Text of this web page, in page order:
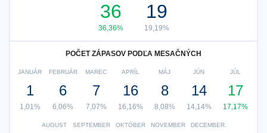
36
36,36%
19
19,19%
POČET ZÁPASOV PODĽA MESAČNÝCH
JANUÁR
1
1,01%
FEBRUÁR
6
6,06%
MAREC
7
7,07%
APRÍL
16
16,16%
MÁJ
8
8,08%
JÚN
14
14,14%
JÚL
17
17,17%
AUGUST SEPTEMBER OKTÓBER NOVEMBER DECEMBER.